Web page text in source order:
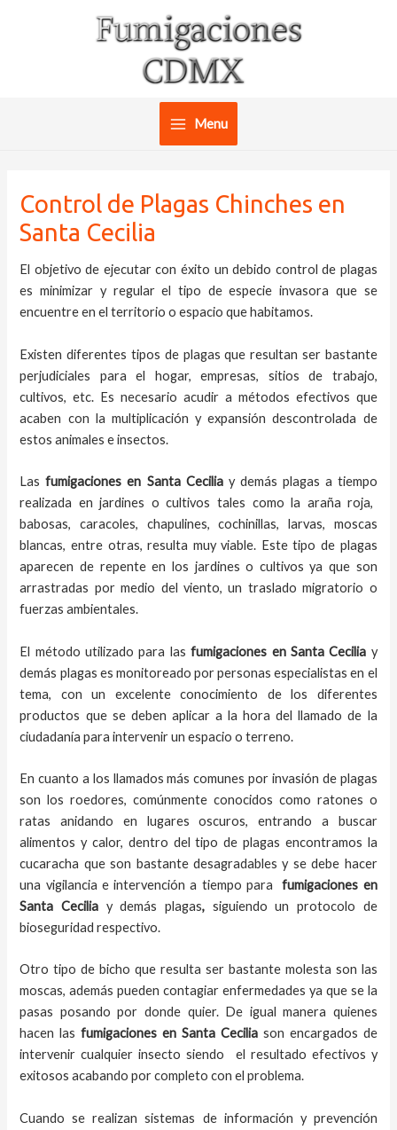
Main
Menu
Control de Plagas Chinches en
Santa Cecilia
El objetivo de ejecutar con éxito un debido control de plagas
es minimizar y regular el tipo de especie invasora que se
encuentre en el territorio o espacio que habitamos.
Existen diferentes tipos de plagas que resultan ser bastante
perjudiciales para el hogar, empresas, sitios de trabajo,
cultivos, etc. Es necesario acudir a métodos efectivos que
acaben con la multiplicación y expansión descontrolada de
estos animales e insectos.
Las fumigacionesen Santa Cecilia y demás plagas a tiempo
realizada en jardines o cultivos tales como la araña roja,
babosas, caracoles, chapulines, cochinillas, larvas, moscas
blancas, entre otras, resulta muy viable. Este tipo de plagas
aparecen de repente en los jardines o cultivos ya que son
arrastradas por medio del viento, un traslado migratorio o
fuerzas ambientales.
El método utilizado para las fumigaciones en Santa Cecilia y
demás plagas es monitoreado por personas especialistas en el
tema, con un excelente conocimiento de los diferentes
productos que se deben aplicar a la hora del llamado de la
ciudadanía para intervenir un espacio o terreno.
En cuanto a los llamados más comunes por invasión de plagas
son los roedores, comúnmente conocidos como ratones o
ratas anidando en lugares oscuros, entrando a buscar
alimentos y calor, dentro del tipo de plagas encontramos la
cucaracha que son bastante desagradables y se debe hacer
una vigilancia e intervención a tiempo parafumigaciones en
Santa Cecilia y demás plagas, siguiendo un protocolo de
bioseguridad respectivo.
Otro tipo de bicho que resulta ser bastante molesta son las
moscas, además pueden contagiar enfermedades ya que se la
pasas posando por donde quier. De igual manera quienes
hacen las fumigaciones enSanta Ceciliason encargados de
intervenir cualquier insecto siendo el resultado efectivos y
exitosos acabando por completo con el problema.
Cuando se realizan sistemas de información y prevención